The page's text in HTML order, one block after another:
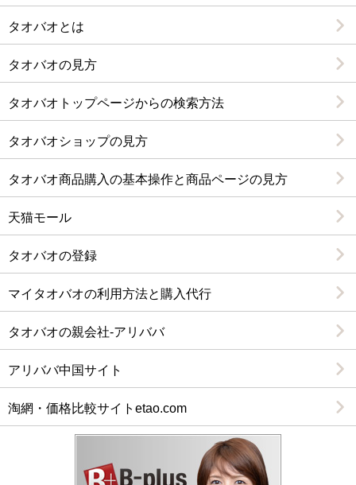
による欠品等が考えられます。あらかじめご了承くださ
い。
2014/12/25
新年は１月５日より見積の受付を開始致します。よろし
くお願いいたします。
10/1～10/7は中国の祝日である国慶節にあたりお休みとさ
2014/9/1
9/6～9/8は中国の祝日である中秋節にあたりお休みとさせ
て頂きます。
たおばお☆ナビ７周年を迎え,８年目に突入しました。
新しい注文管理サイトの運用開始により以前までご利用
閉鎖する予定となっております。お手数ですが新しい管
理サイトに新規会員登録からお願いします。残金等ある
場合はご連絡よろしくお願いします。
日本語と中国語どちらからでも検索可能な新しい
ができあがりました！荷物状況や購入履歴等の確認
タオバオとは
タオバオの見方
タオバオトップページからの検索方法
タオバオショップの見方
タオバオ商品購入の基本操作と商品ページの見方
天猫モール
タオバオの登録
マイタオバオの利用方法と購入代行
タオバオの親会社-アリババ
アリババ中国サイト
淘網・価格比較サイトetao.com